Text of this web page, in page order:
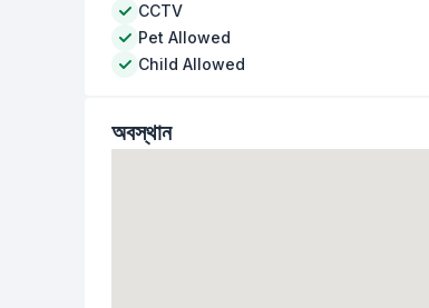
CCTV
Pet Allowed
Child Allowed
অবস্থান